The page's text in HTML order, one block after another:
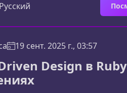
использовать современные
такие как Kafka и RabbitMQ —
предсказуемой
Event-Driven архитектура
микросервисов стал возможен
и теперь
Русский
19 сент. 2025 г., 03:57
Design в